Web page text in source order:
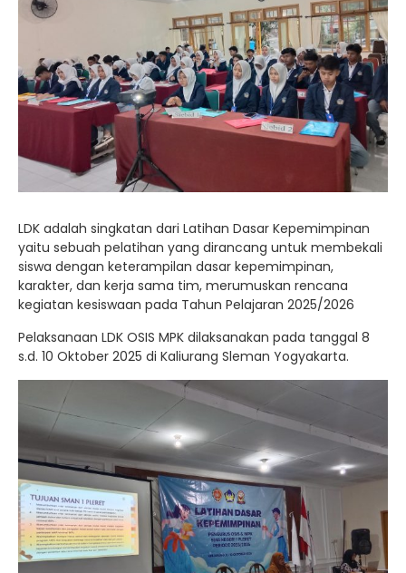
LDK adalah singkatan dari Latihan Dasar Kepemimpinan
yaitu sebuah pelatihan yang dirancang untuk membekali
siswa dengan keterampilan dasar kepemimpinan,
karakter, dan kerja sama tim, merumuskan rencana
kegiatan kesiswaan pada Tahun Pelajaran 2025/2026
Pelaksanaan LDK OSIS MPK dilaksanakan pada tanggal 8
s.d. 10 Oktober 2025 di Kaliurang Sleman Yogyakarta.